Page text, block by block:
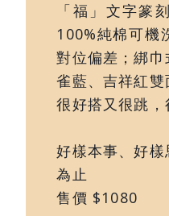
「福」文字篆
100%純棉可機
對位偏差；綁
雀藍、吉祥紅
很好搭又很跳，
好樣本事、好
為止
售價 $1080